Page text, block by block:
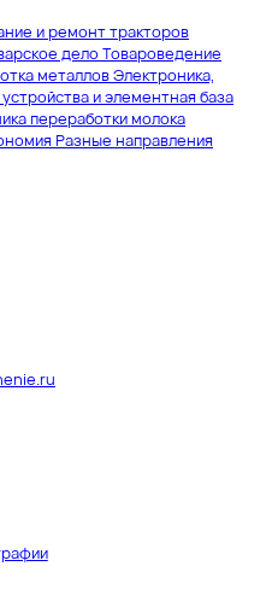
и ремонт тракторов
делоТовароведение
металловЭлектроника,
и элементная база
переработки молока
Разные направления